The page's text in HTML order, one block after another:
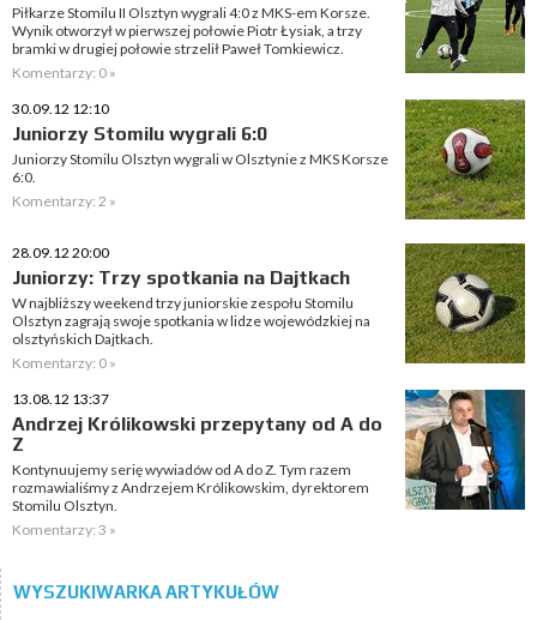
Piłkarze Stomilu II Olsztyn wygrali 4:0 z MKS-em Korsze.
Wynik otworzył w pierwszej połowie Piotr Łysiak, a trzy
bramki w drugiej połowie strzelił Paweł Tomkiewicz.
Komentarzy: 0 »
30.09.12 12:10
Juniorzy Stomilu wygrali 6:0
Juniorzy Stomilu Olsztyn wygrali w Olsztynie z MKS Korsze
6:0.
Komentarzy: 2 »
28.09.12 20:00
Juniorzy: Trzy spotkania na Dajtkach
W najbliższy weekend trzy juniorskie zespołu Stomilu
Olsztyn zagrają swoje spotkania w lidze wojewódzkiej na
olsztyńskich Dajtkach.
Komentarzy: 0 »
13.08.12 13:37
Andrzej Królikowski przepytany od A do
Z
Kontynuujemy serię wywiadów od A do Z. Tym razem
rozmawialiśmy z Andrzejem Królikowskim, dyrektorem
Stomilu Olsztyn.
Komentarzy: 3 »
WYSZUKIWARKA ARTYKUŁÓW